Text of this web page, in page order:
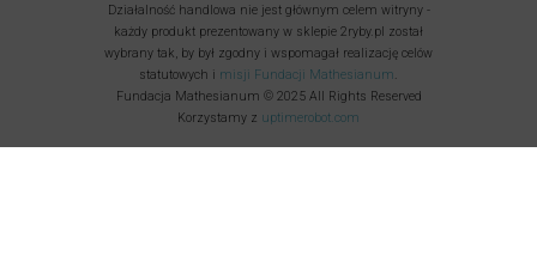
Działalność handlowa nie jest głównym celem witryny -
każdy produkt prezentowany w sklepie 2ryby.pl został
wybrany tak, by był zgodny i wspomagał realizację celów
statutowych i misji Fundacji Mathesianum
Fundacja Mathesianum © 2025 All Rights Reserved
Korzystamy z uptimerobot.com